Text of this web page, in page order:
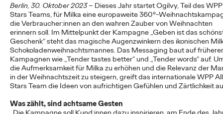
Berlin, 30. Oktober 2023– Dieses Jahr startet Ogilvy, Teil des
Stars Teams, für Milka eine europaweite 360°-
die Verbraucher:innen an den wahren Zauber von Weihnachten
erinnern soll. Im Mittelpunkt der Kampagne „Geben ist das
Geschenk“ steht das magische Augenzwinkern des ikonischen
Schokoladenweihnachtsmannes. Das Messaging baut auf
Kampagnen wie „Tender tastes better“ und „Tender words“ auf.
die Aufmerksamkeit für Milka zu erhöhen und die Relevanz der
in der Weihnachtszeit zu steigern, greift das internationale WPP All
Stars Team die Ideen von aufrichtigen Gefühlen und Zärtlichkeit
Was zählt, sind achtsame Gesten
Reisen darf kein Luxus
sein: DB und Ogilvy
bewerben günstiges
Familienticket der
Bahn.